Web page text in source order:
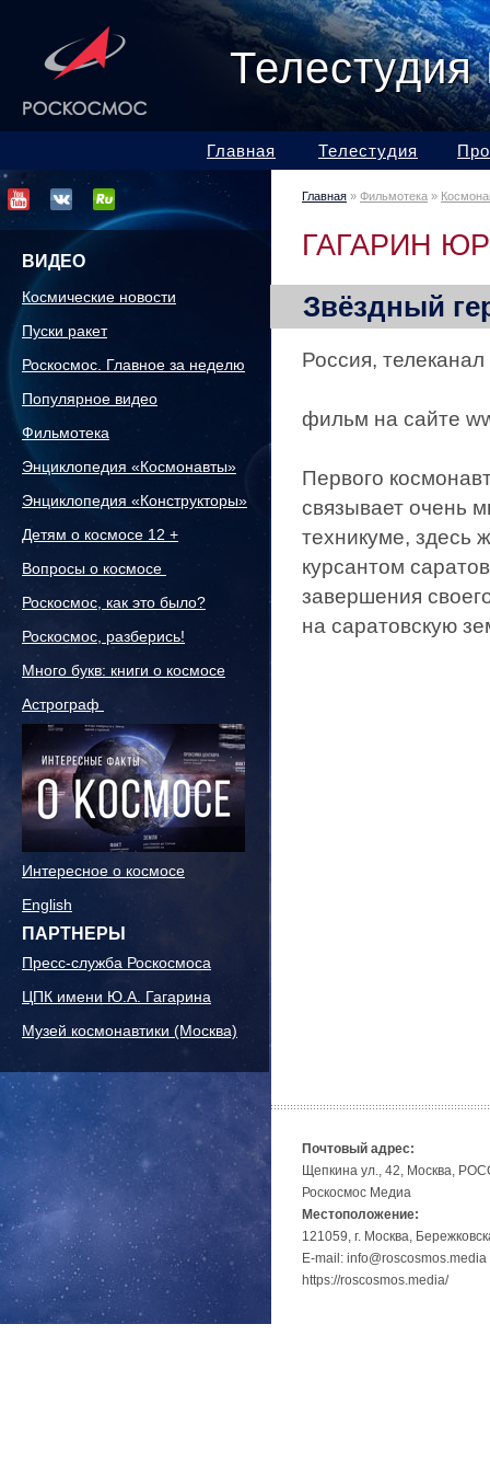
Главная Телестудия
ВИДЕО
Космические новости
Пуски ракет
Роскосмос. Главное за неделю
Популярное видео
Фильмотека
Энциклопедия «Космонавты»
Энциклопедия «Конструкторы»
Детям о космосе 12 +
Вопросы о космосе
Роскосмос, как это было?
Роскосмос, разберись!
Много букв: книги о космосе
Астрограф
Интересное о космосе
English
ПАРТНЕРЫ
Пресс-служба Роскосмоса
ЦПК имени Ю.А. Гагарина
Музей космонавтики (Москва)
Главная » Фильмотека »
ГАГАРИН
Звёздный
Россия,
фильм на сайте
Первого
связывает очень
техникуме, здесь
курсантом
завершения
на саратовскую
Почтовый адрес:
Щепкина ул., 42, Москва,
Роскосмос Медиа
Местоположение:
121059, г. Москва,
E-mail: info@roscosmos.media
https://roscosmos.media/